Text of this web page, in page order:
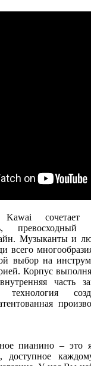
Kawai
Музыканты и
всего
выбор на
Корпус
часть
пианино – это
доступное